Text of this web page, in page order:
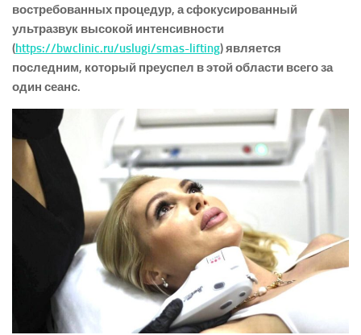
востребованных процедур, а сфокусированный
ультразвук высокой интенсивности
(https://bwclinic.ru/uslugi/smas-lifting) является
последним, который преуспел в этой области всего за
один сеанс.